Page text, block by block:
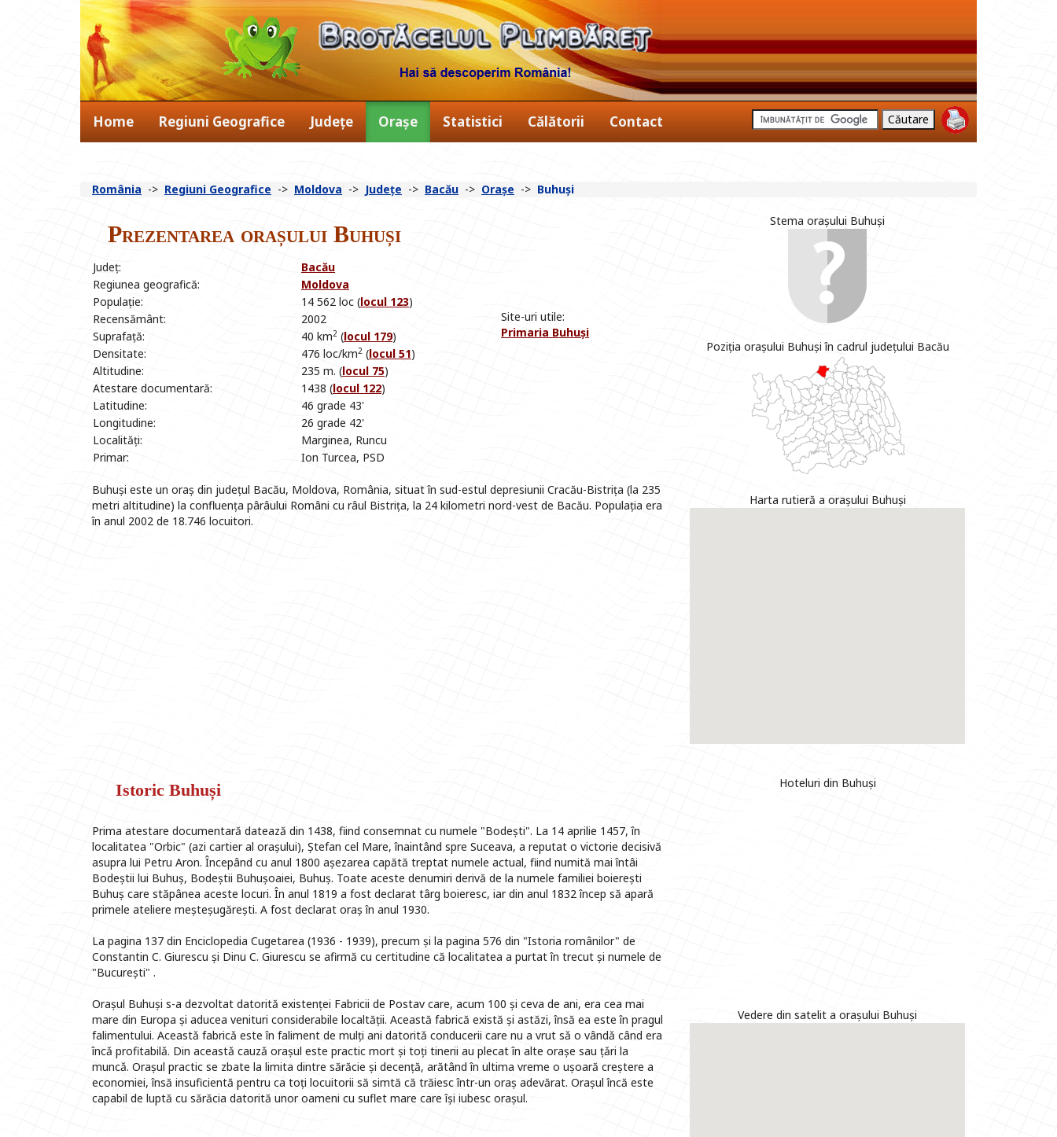
Home Regiuni Geografice Județe Orașe Statistici Călătorii Contact
România -> Regiuni Geografice -> Moldova -> Județe -> Bacău -> Orașe -> Buhuși
Prezentarea orașului Buhuși
Județ: Bacău
Site-uri utile:
Primaria Buhuși
Regiunea geografică:
Moldova
Populație:
14 562 loc (locul 123)
Recensământ:
2002
Suprafață:
40 km2 (locul 179)
Densitate:
476 loc/km2 (locul 51)
Altitudine:
235 m. (locul 75)
Atestare documentară:
1438 (locul 122)
Latitudine:
46 grade 43'
Longitudine:
26 grade 42'
Localități:
Marginea, Runcu
Primar:
Ion Turcea, PSD
Buhuși este un oraș din județul Bacău, Moldova, România, situat în sud-estul depresiunii Cracău-Bistrița (la 235
metri altitudine) la confluența pârâului Români cu râul Bistrița, la 24 kilometri nord-vest de Bacău. Populația era
în anul 2002 de 18.746 locuitori.
Istoric Buhuși
Prima atestare documentară datează din 1438, fiind consemnat cu numele "Bodești". La 14 aprilie 1457, în
localitatea "Orbic" (azi cartier al orașului), Ștefan cel Mare, înaintând spre Suceava, a reputat o victorie decisivă
asupra lui Petru Aron. Începând cu anul 1800 așezarea capătă treptat numele actual, fiind numită mai întâi
Bodeștii lui Buhuș, Bodeștii Buhușoaiei, Buhuș. Toate aceste denumiri derivă de la numele familiei boierești
Buhuș care stăpânea aceste locuri. În anul 1819 a fost declarat târg boieresc, iar din anul 1832 încep să apară
primele ateliere meșteșugărești. A fost declarat oraș în anul 1930.
La pagina 137 din Enciclopedia Cugetarea (1936 - 1939), precum și la pagina 576 din "Istoria românilor" de
Constantin C. Giurescu și Dinu C. Giurescu se afirmă cu certitudine că localitatea a purtat în trecut și numele de
"București" .
Orașul Buhuși s-a dezvoltat datorită existenței Fabricii de Postav care, acum 100 și ceva de ani, era cea mai
mare din Europa și aducea venituri considerabile localtății. Această fabrică există și astăzi, însă ea este în pragul
falimentului. Aceastǎ fabricǎ este în faliment de mulți ani datoritǎ conducerii care nu a vrut sǎ o vândǎ când era
încǎ profitabilǎ. Din aceastǎ cauzǎ orașul este practic mort și toți tinerii au plecat în alte orașe sau țǎri la
muncǎ. Orașul practic se zbate la limita dintre sărăcie și decență, arătând în ultima vreme o ușoară creștere a
economiei, însă insuficientă pentru ca toți locuitorii să simtă că trăiesc într-un oraș adevărat. Orașul încă este
capabil de luptă cu sărăcia datorită unor oameni cu suflet mare care își iubesc orașul.
Stema orașului Buhuși
Poziția orașului Buhuși în cadrul județului Bacău
Harta rutieră a orașului Buhuși
Hoteluri din Buhuși
Vedere din satelit a orașului Buhuși